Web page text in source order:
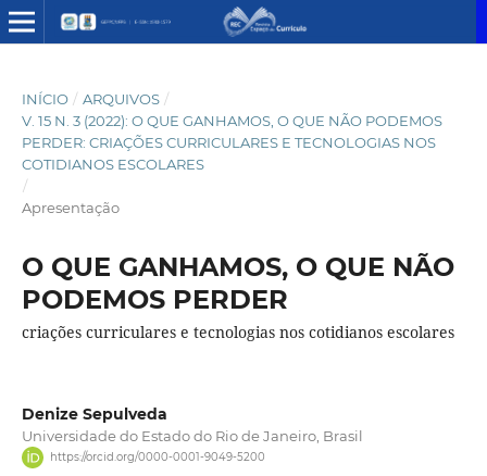
INÍCIO / ARQUIVOS /
V. 15 N. 3 (2022): O QUE GANHAMOS, O QUE NÃO PODEMOS
PERDER: CRIAÇÕES CURRICULARES E TECNOLOGIAS NOS
COTIDIANOS ESCOLARES
/
Apresentação
O QUE GANHAMOS, O QUE NÃO
PODEMOS PERDER
criações curriculares e tecnologias nos cotidianos escolares
Denize Sepulveda
Universidade do Estado do Rio de Janeiro, Brasil
https://orcid.org/0000-0001-9049-5200